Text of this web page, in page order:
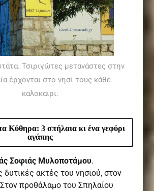
Τσιριγώτες μετανάστες στην
έρχονται στο νησί τους κάθε
καλοκαίρι.
Κύθηρα: 3 σπήλαια κι ένα γεφύρι
αγάπης
Σοφιάς Μυλοποτάμου.
δυτικές ακτές του νησιού, στον
προθάλαμο του Σπηλαίου